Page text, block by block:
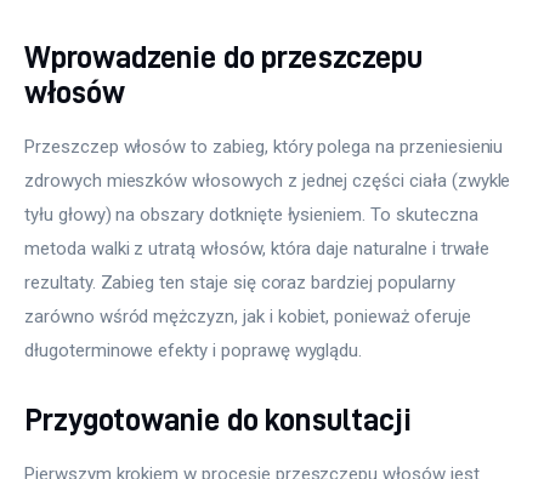
Wprowadzenie do przeszczepu
włosów
Przeszczep włosów to zabieg, który polega na przeniesieniu
zdrowych mieszków włosowych z jednej części ciała (zwykle
tyłu głowy) na obszary dotknięte łysieniem. To skuteczna
metoda walki z utratą włosów, która daje naturalne i trwałe
rezultaty. Zabieg ten staje się coraz bardziej popularny
zarówno wśród mężczyzn, jak i kobiet, ponieważ oferuje
długoterminowe efekty i poprawę wyglądu.
Przygotowanie do konsultacji
Pierwszym krokiem w procesie przeszczepu włosów jest